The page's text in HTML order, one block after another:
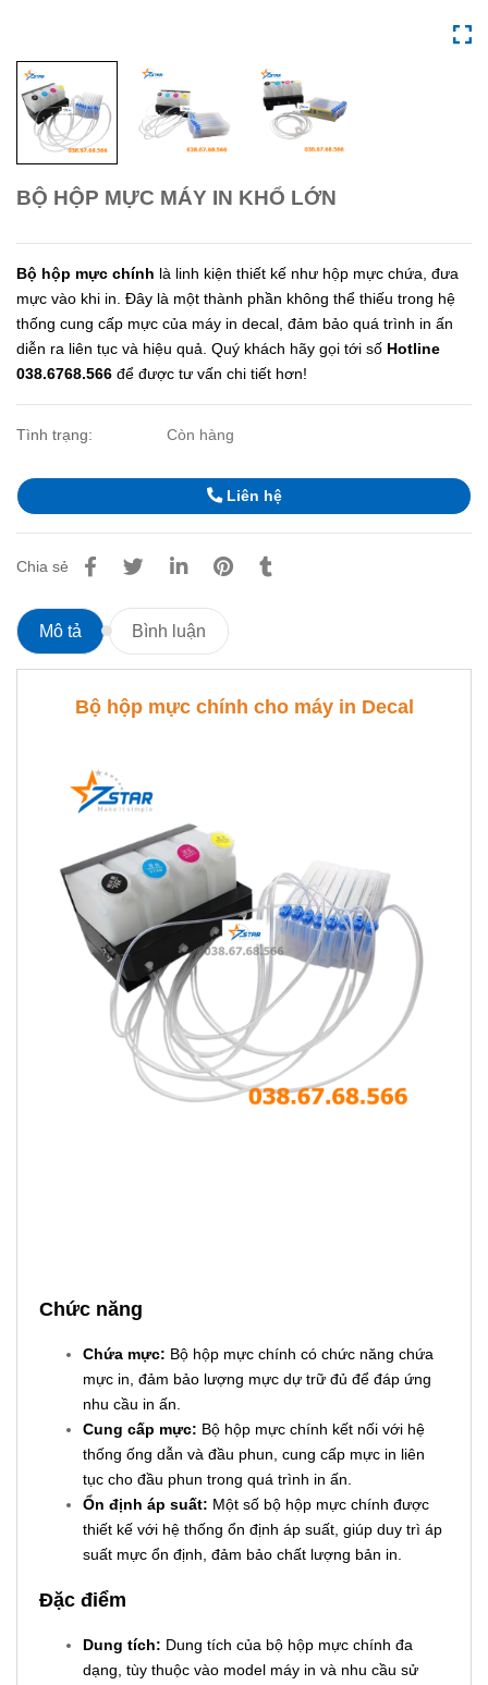
BỘ HỘP MỰC MÁY IN KHỔ LỚN
Bộ hộp mực chính là linh kiện thiết kế như hộp mực chứa, đưa
mực vào khi in. Đây là một thành phần không thể thiếu trong hệ
thống cung cấp mực của máy in decal, đảm bảo quá trình in ấn
diễn ra liên tục và hiệu quả. Quý khách hãy gọi tới số Hotline
038.6768.566 để được tư vấn chi tiết hơn!
Tình trạng: Còn hàng
Liên hệ
Chia sẻ
Mô tả Bình luận
Bộ hộp mực chính cho máy in Decal
Chức năng
Chứa mực: Bộ hộp mực chính có chức năng chứa
mực in, đảm bảo lượng mực dự trữ đủ để đáp ứng
nhu cầu in ấn.
Cung cấp mực: Bộ hộp mực chính kết nối với hệ
thống ống dẫn và đầu phun, cung cấp mực in liên
tục cho đầu phun trong quá trình in ấn.
Ổn định áp suất: Một số bộ hộp mực chính được
thiết kế với hệ thống ổn định áp suất, giúp duy trì áp
suất mực ổn định, đảm bảo chất lượng bản in.
Đặc điểm
Dung tích: Dung tích của bộ hộp mực chính đa
dạng, tùy thuộc vào model máy in và nhu cầu sử